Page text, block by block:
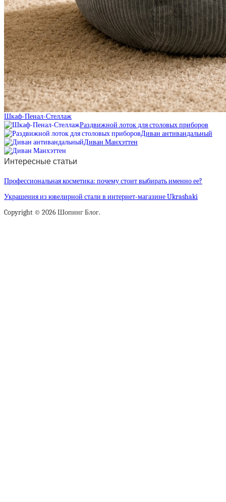
Шкаф-Пенал-Стеллаж
Раздвижной лоток для столовых приборов
Диван антивандальный
Диван Манхэттен
Интересные статьи
Профессиональная косметика: почему стоит выбирать именно ее?
Украшения из ювелирной стали в интернет-магазине Ukrashaki
Copyright © 2026 Шопинг Блог.